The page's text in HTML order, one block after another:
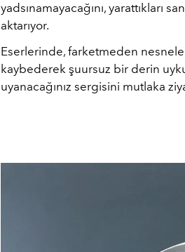
yadsınamayacağını, yarattıkları
aktarıyor.
Eserlerinde, farketmeden
kaybederek şuursuz bir derin
uyanacağınız sergisini mutlaka